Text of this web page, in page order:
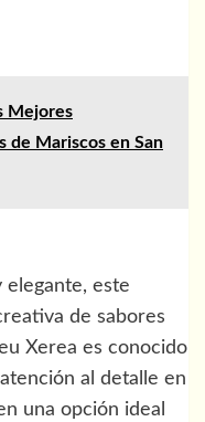
Mejores
de Mariscos en San
elegante, este
de sabores
Xerea es conocido
al detalle en
una opción ideal